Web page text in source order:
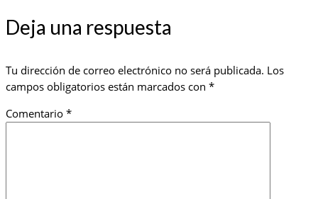
Deja una respuesta
Tu dirección de correo electrónico no será publicada. Los
campos obligatorios están marcados con *
Comentario *